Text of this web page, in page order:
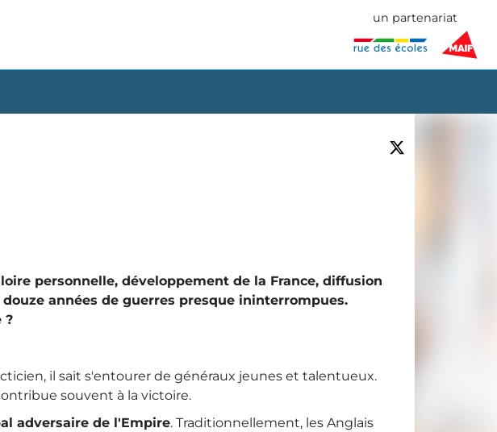
un partenariat
personnelle, développement de la France, diffusion
années de guerres presque ininterrompues.
?
il sait s'entourer de généraux jeunes et talentueux.
souvent à la victoire.
adversaire de l'Empire. Traditionnellement, les Anglais